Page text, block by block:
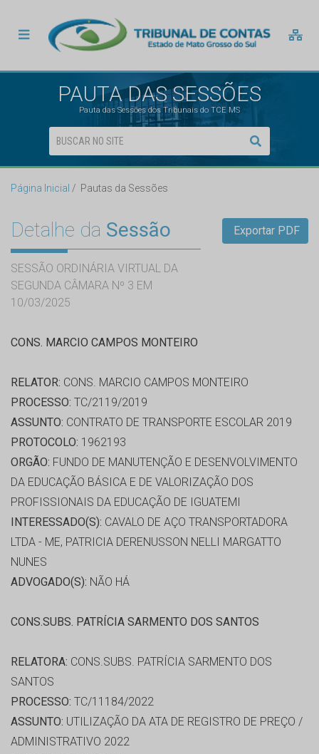
PAUTA DAS SESSÕES
Pauta das Sessões dos Tribunais do TCE MS
Página Inicial Pautas da Sessões
Detalhe da Sessão
SESSÃO ORDINÁRIA VIRTUAL DA
SEGUNDA CÂMARA Nº 3 EM
10/03/2025
Exportar PDF
CONS. MARCIO CAMPOS MONTEIRO
RELATOR: CONS. MARCIO CAMPOS MONTEIRO
PROCESSO: TC/2119/2019
ASSUNTO: CONTRATO DE TRANSPORTE ESCOLAR 2019
PROTOCOLO: 1962193
ORGÃO: FUNDO DE MANUTENÇÃO E DESENVOLVIMENTO
DA EDUCAÇÃO BÁSICA E DE VALORIZAÇÃO DOS
PROFISSIONAIS DA EDUCAÇÃO DE IGUATEMI
INTERESSADO(S): CAVALO DE AÇO TRANSPORTADORA
LTDA - ME, PATRICIA DERENUSSON NELLI MARGATTO
NUNES
ADVOGADO(S): NÃO HÁ
CONS.SUBS. PATRÍCIA SARMENTO DOS SANTOS
RELATORA: CONS.SUBS. PATRÍCIA SARMENTO DOS
SANTOS
PROCESSO: TC/11184/2022
ASSUNTO: UTILIZAÇÃO DA ATA DE REGISTRO DE PREÇO /
ADMINISTRATIVO 2022